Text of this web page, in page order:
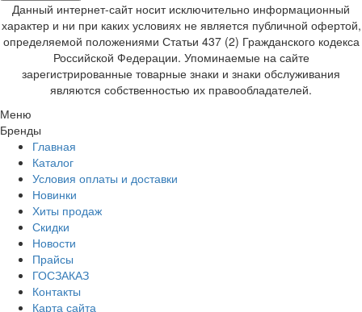
Данный интернет-сайт носит исключительно информационный
характер и ни при каких условиях не является публичной офертой,
определяемой положениями Статьи 437 (2) Гражданского кодекса
Российской Федерации. Упоминаемые на сайте
зарегистрированные товарные знаки и знаки обслуживания
являются собственностью их правообладателей.
Меню
Бренды
Главная
Каталог
Условия оплаты и доставки
Новинки
Хиты продаж
Скидки
Новости
Прайсы
ГОСЗАКАЗ
Контакты
Карта сайта